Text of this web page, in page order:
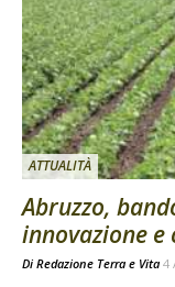
ATTUALITÀ
Abruzzo,
innovazione e
Di Redazione Terra e Vita 4